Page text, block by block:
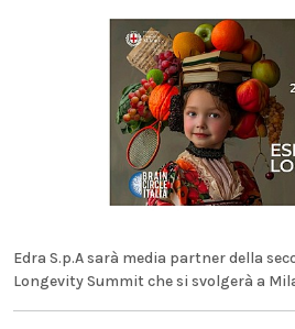
Edra S.p.A sarà media partner della
Longevity Summit che si svolgerà a